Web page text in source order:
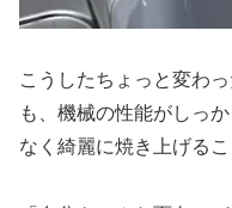
こうしたちょっと変わ
も、機械の性能がしっ
なく綺麗に焼き上げるこ